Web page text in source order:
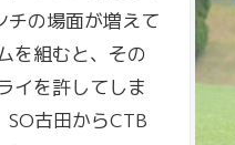
チの場面が増えて
を組むと、その
イを許してしま
古田からCTB